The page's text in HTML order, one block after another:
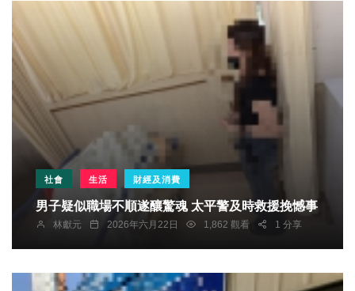
社會 生活 財經及消費
男子疑似職場不順遂釀驚魂 太平警及時救援挽憾事
林獻元 2026年六月22日 1,862 觀看 1 分享